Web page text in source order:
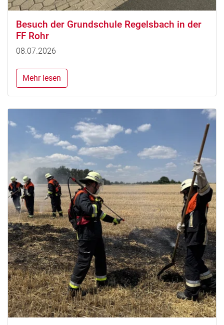
Besuch der Grundschule Regelsbach in der
FF Rohr
08.07.2026
Mehr lesen